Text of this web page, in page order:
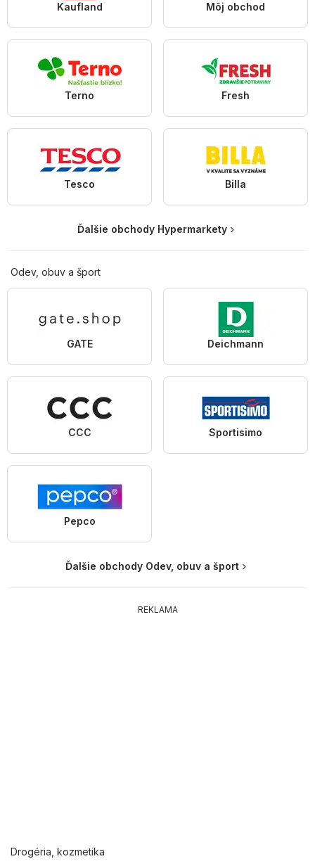
Kaufland Môj obchod
Terno Fresh
Tesco Billa
Ďalšie obchody Hypermarkety
Odev, obuv a šport
GATE Deichmann
CCC Sportisimo
Pepco
Ďalšie obchody Odev, obuv a šport
REKLAMA
Drogéria, kozmetika